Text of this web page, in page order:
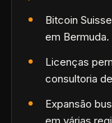
Bitcoin
em Bermuda.
Licenças
consultoria
Expansão